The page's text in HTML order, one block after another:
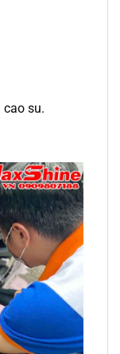
su.